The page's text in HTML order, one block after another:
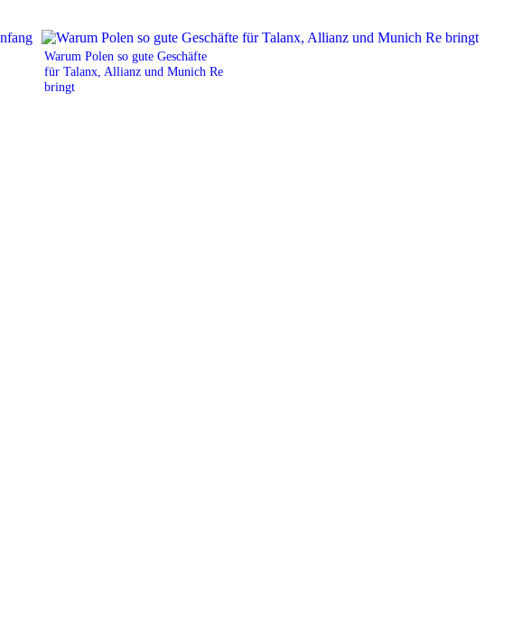
Warum Polen so gute Geschäfte
für Talanx, Allianz und Munich Re
bringt